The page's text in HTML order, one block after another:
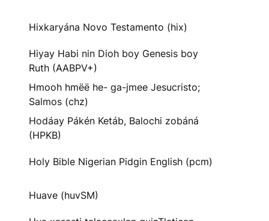
Hixkaryána Novo Testamento (hix)
Hiyay Habi nin Dioh boy Genesis boy
Ruth (AABPV+)
Hmooh hmëë he- ga-jmee Jesucristo;
Salmos (chz)
Hodáay Pákén Ketáb, Balochi zobáná
(HPKB)
Holy Bible Nigerian Pidgin English (pcm)
Huave (huvSM)